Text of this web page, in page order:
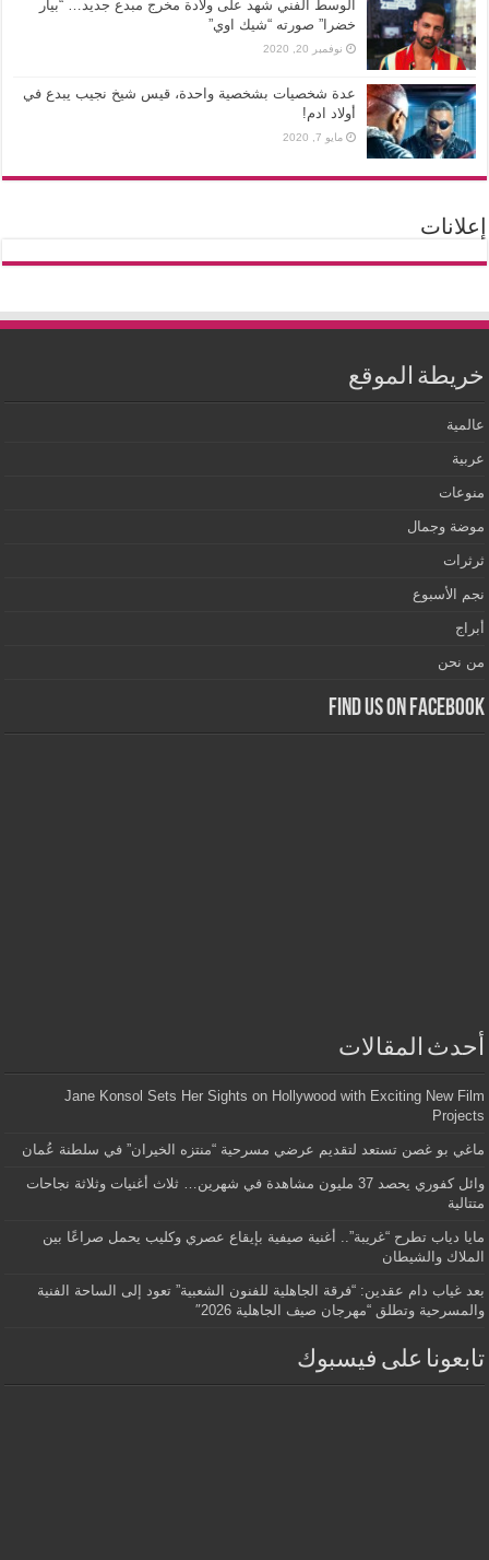
الوسط الفني شهد على ولادة مخرج مبدع جديد… “بيار
خضرا” صورته “شيك اوي”
نوفمبر 20, 2020
عدة شخصيات بشخصية واحدة، قيس شيخ نجيب يبدع في
أولاد ادم!
مايو 7, 2020
إعلانات
خريطة الموقع
عالمية
عربية
منوعات
موضة وجمال
ثرثرات
نجم الأسبوع
أبراج
من نحن
Find us on Facebook
أحدث المقالات
Jane Konsol Sets Her Sights on Hollywood with Exciting New Film
Projects
ماغي بو غصن تستعد لتقديم عرضي مسرحية “منتزه الخيران” في سلطنة عُمان
وائل كفوري يحصد 37 مليون مشاهدة في شهرين… ثلاث أغنيات وثلاثة نجاحات
متتالية
مايا دياب تطرح “غريبة”.. أغنية صيفية بإيقاع عصري وكليب يحمل صراعًا بين
الملاك والشيطان
بعد غياب دام عقدين: “فرقة الجاهلية للفنون الشعبية” تعود إلى الساحة الفنية
والمسرحية وتطلق “مهرجان صيف الجاهلية 2026″
تابعونا على فيسبوك